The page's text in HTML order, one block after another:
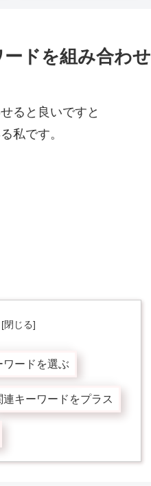
ドを組み合わせ
ると良いですと
私です。
ードを選ぶ
キーワードをプラス